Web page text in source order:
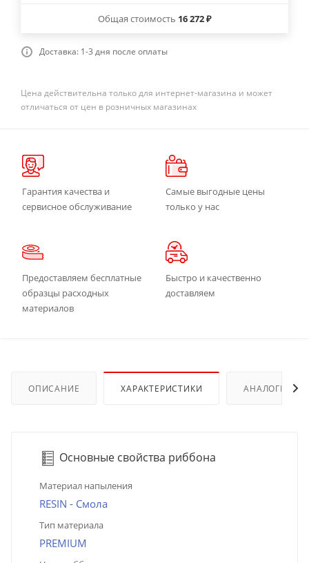
Общая стоимость 16 272 ₽
Доставка: 1-3 дня после оплаты
Цена действительна только для интернет-магазина и может
отличаться от цен в розничных магазинах
Гарантия качества и
сервисное обслуживание
Самые выгодные цены
только у нас
Предоставляем бесплатные
образцы расходных
материалов
Быстро и качественно
доставляем
ОПИСАНИЕ ХАРАКТЕРИСТИКИ АНАЛОГИ
Основные свойства риббона
Материал напыления
RESIN - Смола
Тип материала
PREMIUM